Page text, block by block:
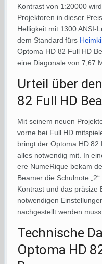
Kontrast von 1:20000
Projektoren in dieser
Helligkeit mit 1300 ANSI-
dem Standard fürs
Optoma HD 82 Full HD
eine Diagonale von 7,67
Urteil über
82 Full HD
Mit seinem neuen
vorne bei Full HD
bringt der Optoma HD 82
alles notwendig mit. In
ere NumeRique bekam
Beamer die Schulnote
Kontrast und das präsize
notwendigen
nachgestellt werden
Technische
Optoma HD